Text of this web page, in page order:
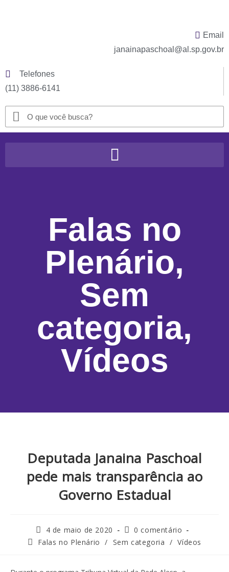
Email
janainapaschoal@al.sp.gov.br
Telefones
(11) 3886-6141
Falas no
Plenário,
Sem
categoria,
Vídeos
Deputada Janaina Paschoal
pede mais transparência ao
Governo Estadual
4 de maio de 2020
0 comentário
Falas no Plenário
/ Sem categoria / Vídeos